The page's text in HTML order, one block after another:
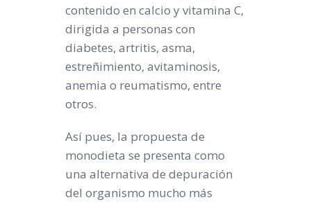
contenido en calcio y vitamina C,
dirigida a personas con
diabetes, artritis, asma,
estreñimiento, avitaminosis,
anemia o reumatismo, entre
otros.
Así pues, la propuesta de
monodieta se presenta como
una alternativa de depuración
del organismo mucho más